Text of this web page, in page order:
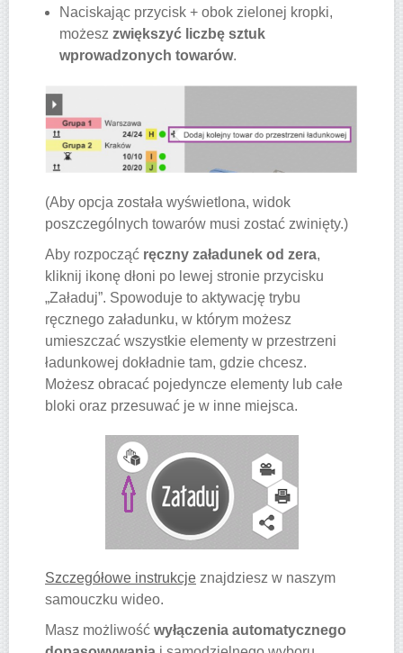
Naciskając przycisk + obok zielonej kropki,
możesz zwiększyć liczbę sztuk
wprowadzonych towarów.
(Aby opcja została wyświetlona, widok
poszczególnych towarów musi zostać zwinięty.)
Aby rozpocząć ręczny załadunek od zera,
kliknij ikonę dłoni po lewej stronie przycisku
„Załaduj”. Spowoduje to aktywację trybu
ręcznego załadunku, w którym możesz
umieszczać wszystkie elementy w przestrzeni
ładunkowej dokładnie tam, gdzie chcesz.
Możesz obracać pojedyncze elementy lub całe
bloki oraz przesuwać je w inne miejsca.
Szczegółowe instrukcje znajdziesz w naszym
samouczku wideo.
Masz możliwość wyłączenia automatycznego